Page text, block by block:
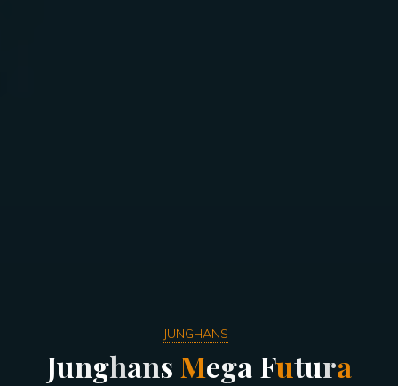
JUNGHANS
Junghans Mega Futura